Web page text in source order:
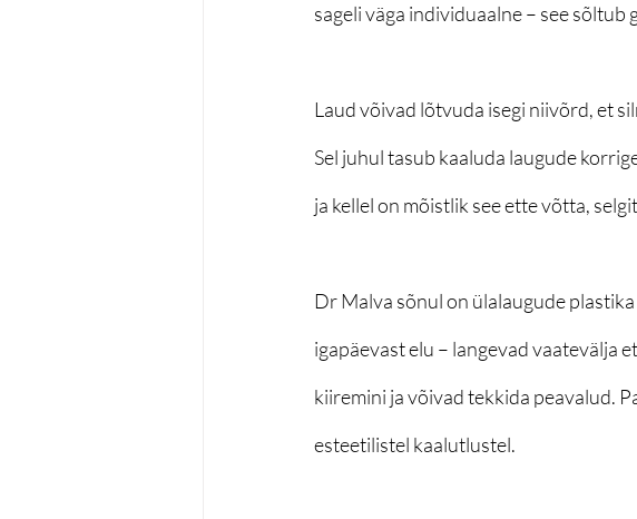
sageli väga individuaalne – see
Laud võivad lõtvuda isegi niivõrd, et
Sel juhul tasub kaaluda laugude
ja kellel on mõistlik see ette võtta,
Dr Malva sõnul on ülalaugude
igapäevast elu – langevad vaatevälja
kiiremini ja võivad tekkida peavalud.
esteetilistel kaalutlustel.